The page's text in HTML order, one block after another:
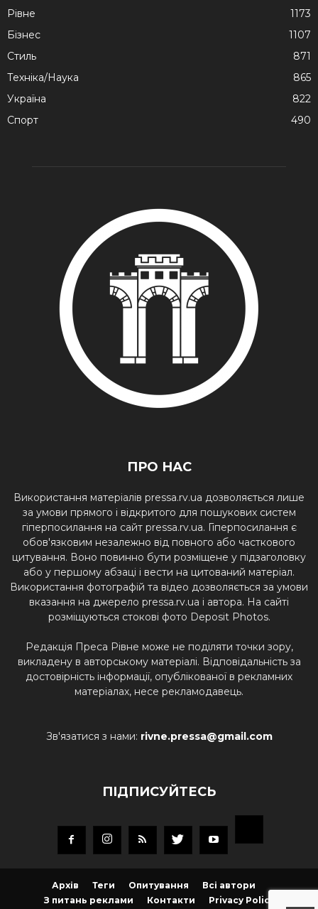
Рівне
1173
Бізнес
1107
Стиль
871
Техніка/Наука
865
Україна
822
Спорт
490
ПРО НАС
Використання матеріалів pressa.rv.ua дозволяється лише
за умови прямого і відкритого для пошукових систем
гіперпосилання на сайт pressa.rv.ua. Гіперпосилання є
обов'язковим незалежно від повного або часткового
цитування. Воно повинно бути розміщене у підзаголовку
або у першому абзаці і вести на цитований матеріал.
Використання фотографій та відео дозволяється за умови
вказання на джерело pressa.rv.ua і автора. На сайті
розміщуються стокові фото Deposit Photos.
Редакція Преса Рівне може не поділяти точки зору,
викладену в авторському матеріалі. Відповідальність за
достовірність інформації, опублікованої в рекламних
матеріалах, несе рекламодавець.
Зв'язатися з нами: rivne.pressa@gmail.com
ПІДПИСУЙТЕСЬ
Архів Теги Опитування
Всі автори
З питань реклами
Контакти Privacy Policy